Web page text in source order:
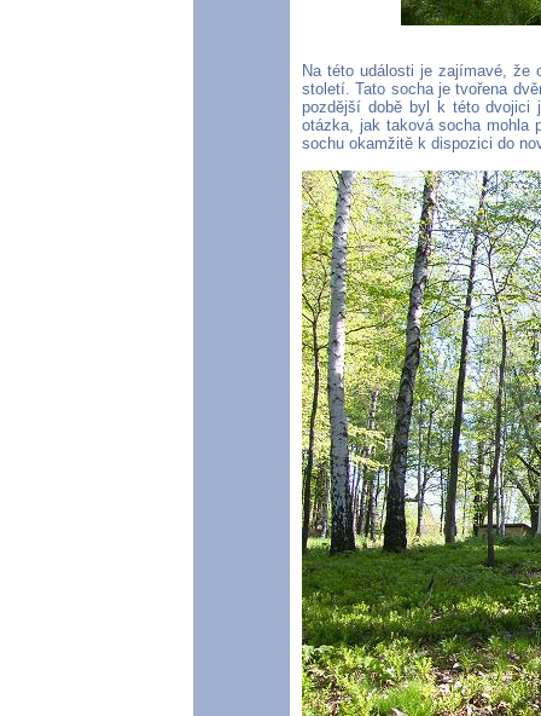
Na této události je zajímavé, že
století. Tato socha je tvořena
pozdější době byl k této dvojici
otázka, jak taková socha mohla
sochu okamžitě k dispozici do